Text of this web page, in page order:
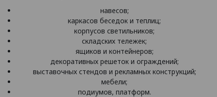
навесов;
каркасов беседок и теплиц;
корпусов светильников;
складских тележек;
ящиков и контейнеров;
декоративных решеток и ограждений;
выставочных стендов и рекламных конструкций;
мебели;
подиумов, платформ.